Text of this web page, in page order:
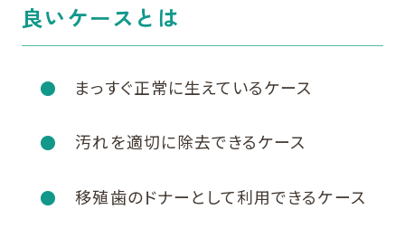
良いケースとは
まっすぐ正常に生えているケース
汚れを適切に除去できるケース
移殖歯のドナーとして利用できるケース